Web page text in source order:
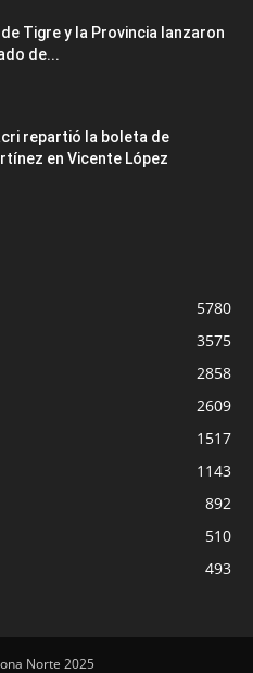
de Tigre y la Provincia lanzaron
de...
repartió la boleta de
en Vicente López
5780
3575
2858
2609
1517
1143
892
510
493
Norte 2025